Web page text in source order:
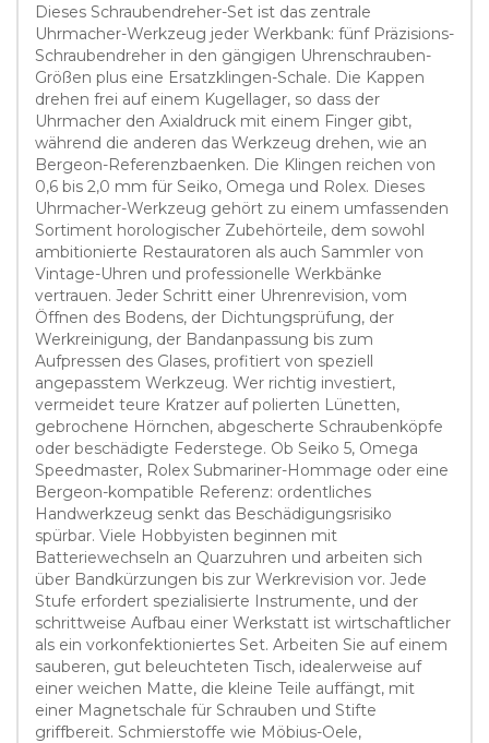
Dieses Schraubendreher-Set ist das zentrale
Uhrmacher-Werkzeug jeder Werkbank: fünf Präzisions-
Schraubendreher in den gängigen Uhrenschrauben-
Größen plus eine Ersatzklingen-Schale. Die Kappen
drehen frei auf einem Kugellager, so dass der
Uhrmacher den Axialdruck mit einem Finger gibt,
während die anderen das Werkzeug drehen, wie an
Bergeon-Referenzbaenken. Die Klingen reichen von
0,6 bis 2,0 mm für Seiko, Omega und Rolex. Dieses
Uhrmacher-Werkzeug gehört zu einem umfassenden
Sortiment horologischer Zubehörteile, dem sowohl
ambitionierte Restauratoren als auch Sammler von
Vintage-Uhren und professionelle Werkbänke
vertrauen. Jeder Schritt einer Uhrenrevision, vom
Öffnen des Bodens, der Dichtungsprüfung, der
Werkreinigung, der Bandanpassung bis zum
Aufpressen des Glases, profitiert von speziell
angepasstem Werkzeug. Wer richtig investiert,
vermeidet teure Kratzer auf polierten Lünetten,
gebrochene Hörnchen, abgescherte Schraubenköpfe
oder beschädigte Federstege. Ob Seiko 5, Omega
Speedmaster, Rolex Submariner-Hommage oder eine
Bergeon-kompatible Referenz: ordentliches
Handwerkzeug senkt das Beschädigungsrisiko
spürbar. Viele Hobbyisten beginnen mit
Batteriewechseln an Quarzuhren und arbeiten sich
über Bandkürzungen bis zur Werkrevision vor. Jede
Stufe erfordert spezialisierte Instrumente, und der
schrittweise Aufbau einer Werkstatt ist wirtschaftlicher
als ein vorkonfektioniertes Set. Arbeiten Sie auf einem
sauberen, gut beleuchteten Tisch, idealerweise auf
einer weichen Matte, die kleine Teile auffängt, mit
einer Magnetschale für Schrauben und Stifte
griffbereit. Schmierstoffe wie Möbius-Oele,